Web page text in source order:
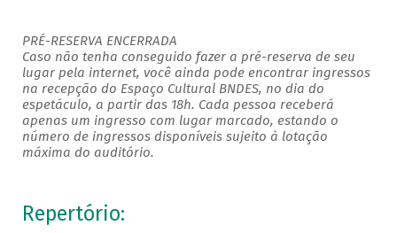
PRÉ-RESERVA ENCERRADA
Caso não tenha conseguido fazer a pré-reserva de seu
lugar pela internet, você ainda pode encontrar ingressos
na recepção do Espaço Cultural BNDES, no dia do
espetáculo, a partir das 18h. Cada pessoa receberá
apenas um ingresso com lugar marcado, estando o
número de ingressos disponíveis sujeito à lotação
máxima do auditório.
Repertório: